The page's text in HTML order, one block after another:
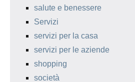
salute e benessere
Servizi
servizi per la casa
servizi per le aziende
shopping
società